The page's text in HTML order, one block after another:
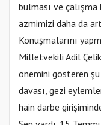
bulması ve çalışma
azmimizi daha da
Konuşmalarını
Milletvekili Adil
önemini gösteren
davası, gezi
hain darbe